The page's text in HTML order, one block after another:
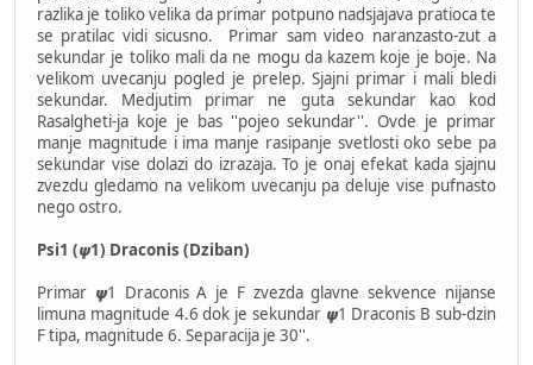
razlika je toliko velika da primar potpuno nadsjajava pratioca te
se pratilac vidi sicusno. Primar sam video naranzasto-zut a
sekundar je toliko mali da ne mogu da kazem koje je boje. Na
velikom uvecanju pogled je prelep. Sjajni primar i mali bledi
sekundar. Medjutim primar ne guta sekundar kao kod
Rasalgheti-ja koje je bas ''pojeo sekundar''. Ovde je primar
manje magnitude i ima manje rasipanje svetlosti oko sebe pa
sekundar vise dolazi do izrazaja. To je onaj efekat kada sjajnu
zvezdu gledamo na velikom uvecanju pa deluje vise pufnasto
nego ostro.
Psi1 (𝟁1) Draconis (Dziban)
Primar 𝟁1 Draconis A je F zvezda glavne sekvence nijanse
limuna magnitude 4.6 dok je sekundar 𝟁1 Draconis B sub-dzin
F tipa, magnitude 6. Separacija je 30''.